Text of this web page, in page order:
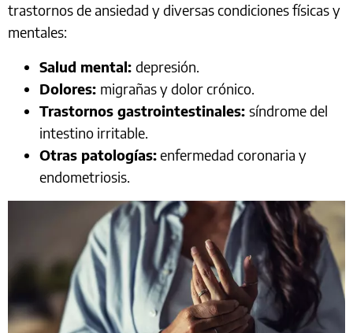
trastornos de ansiedad y diversas condiciones físicas y
mentales:
Salud mental: depresión.
Dolores: migrañas y dolor crónico.
Trastornos gastrointestinales: síndrome del
intestino irritable.
Otras patologías:enfermedad coronaria y
endometriosis.